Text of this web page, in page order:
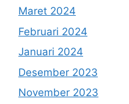
Maret 2024
Februari 2024
Januari 2024
Desember 2023
November 2023